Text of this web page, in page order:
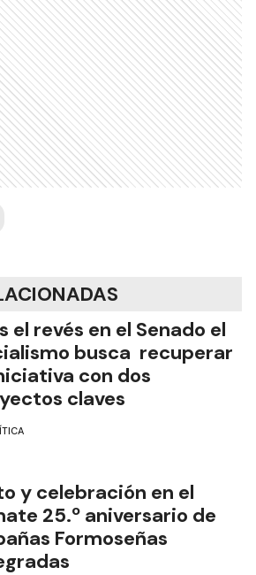
el revés en el Senado el
busca recuperar
con dos
claves
y celebración en el
25.º aniversario de
Formoseñas